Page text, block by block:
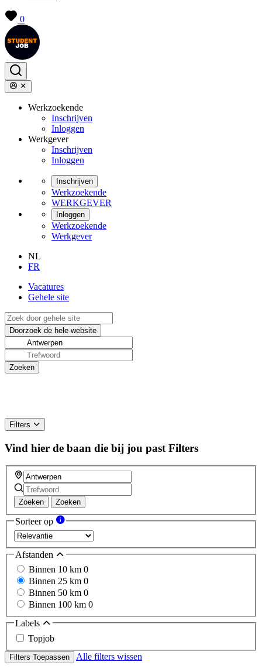
0
Werkzoekende
Inschrijven
Inloggen
Werkgever
Inschrijven
Inloggen
Inschrijven
Werkzoekende
WERKGEVER
Inloggen
Werkzoekende
Werkgever
NL
FR
Vacatures
Gehele site
Filters
Vind hier de baan die bij jou past Filters
Zoeken Zoeken
Sorteer op
Afstanden
Binnen 10 km 0
Binnen 25 km 0
Binnen 50 km 0
Binnen 100 km 0
Labels
Topjob
Filters Toepassen Alle filters wissen